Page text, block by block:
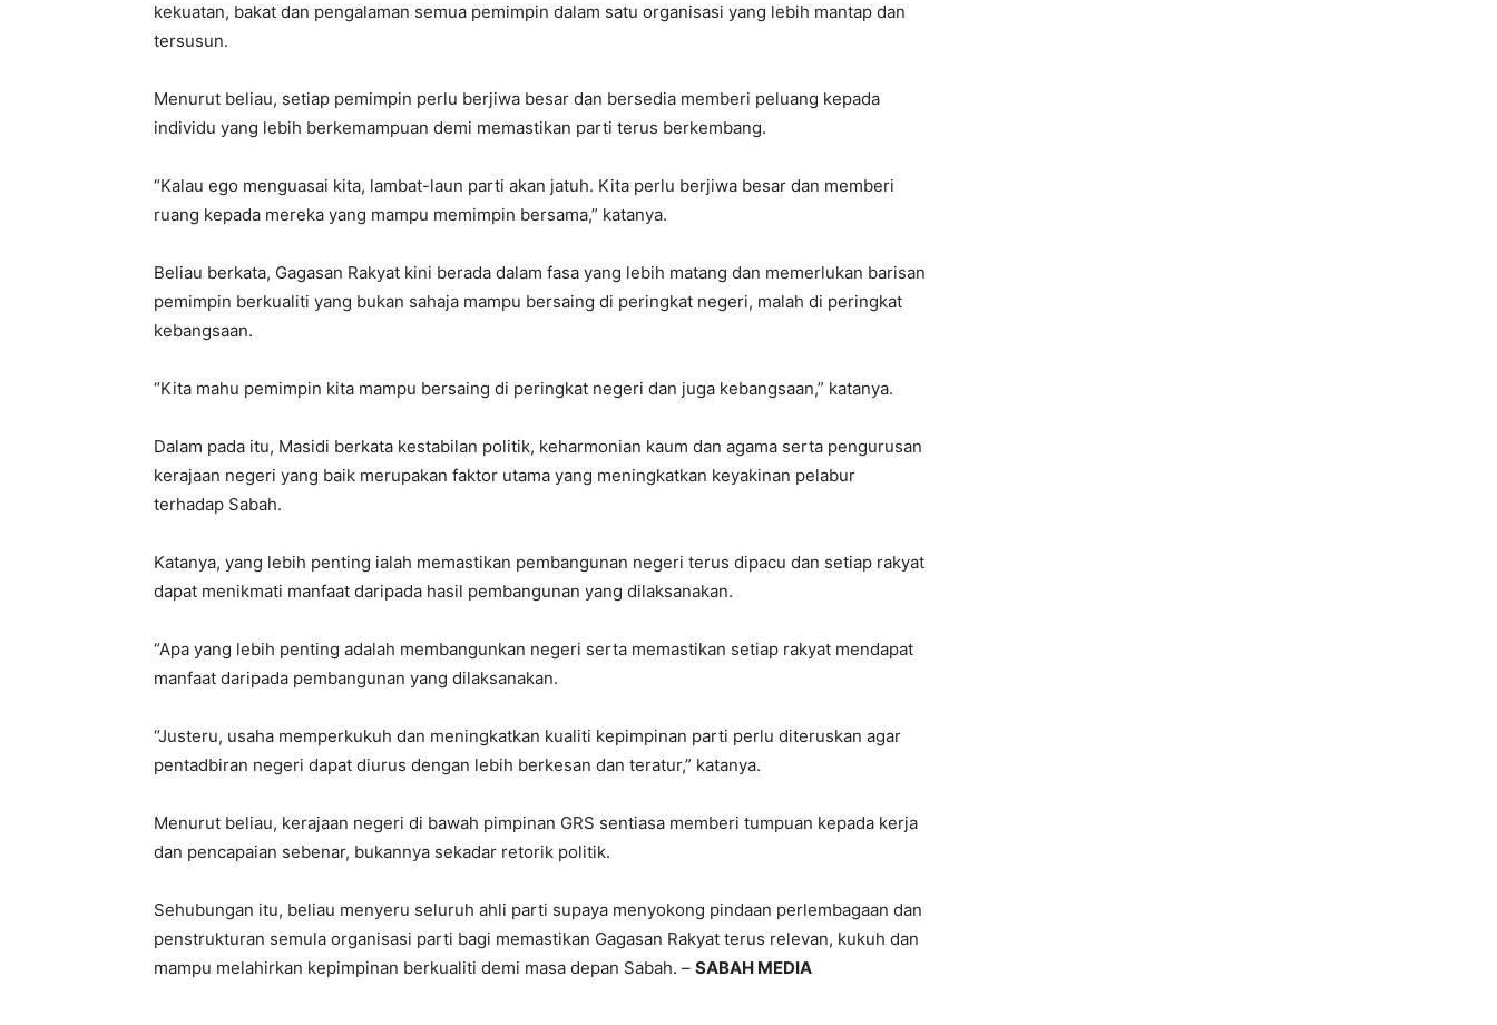
kekuatan, bakat dan pengalaman semua pemimpin dalam satu organisasi yang lebih mantap dan
tersusun.
Menurut beliau, setiap pemimpin perlu berjiwa besar dan bersedia memberi peluang kepada
individu yang lebih berkemampuan demi memastikan parti terus berkembang.
“Kalau ego menguasai kita, lambat-laun parti akan jatuh. Kita perlu berjiwa besar dan memberi
ruang kepada mereka yang mampu memimpin bersama,” katanya.
Beliau berkata, Gagasan Rakyat kini berada dalam fasa yang lebih matang dan memerlukan barisan
pemimpin berkualiti yang bukan sahaja mampu bersaing di peringkat negeri, malah di peringkat
kebangsaan.
“Kita mahu pemimpin kita mampu bersaing di peringkat negeri dan juga kebangsaan,” katanya.
Dalam pada itu, Masidi berkata kestabilan politik, keharmonian kaum dan agama serta pengurusan
kerajaan negeri yang baik merupakan faktor utama yang meningkatkan keyakinan pelabur
terhadap Sabah.
Katanya, yang lebih penting ialah memastikan pembangunan negeri terus dipacu dan setiap rakyat
dapat menikmati manfaat daripada hasil pembangunan yang dilaksanakan.
“Apa yang lebih penting adalah membangunkan negeri serta memastikan setiap rakyat mendapat
manfaat daripada pembangunan yang dilaksanakan.
“Justeru, usaha memperkukuh dan meningkatkan kualiti kepimpinan parti perlu diteruskan agar
pentadbiran negeri dapat diurus dengan lebih berkesan dan teratur,” katanya.
Menurut beliau, kerajaan negeri di bawah pimpinan GRS sentiasa memberi tumpuan kepada kerja
dan pencapaian sebenar, bukannya sekadar retorik politik.
Sehubungan itu, beliau menyeru seluruh ahli parti supaya menyokong pindaan perlembagaan dan
penstrukturan semula organisasi parti bagi memastikan Gagasan Rakyat terus relevan, kukuh dan
mampu melahirkan kepimpinan berkualiti demi masa depan Sabah. – SABAH MEDIA